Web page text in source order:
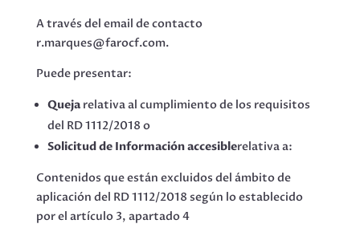
A través del email de contacto
r.marques@farocf.com.
Puede presentar:
Queja relativa al cumplimiento de los requisitos
del RD 1112/2018 o
Solicitud de Información accesiblerelativa a:
Contenidos que están excluidos del ámbito de
aplicación del RD 1112/2018 según lo establecido
por el artículo 3, apartado 4